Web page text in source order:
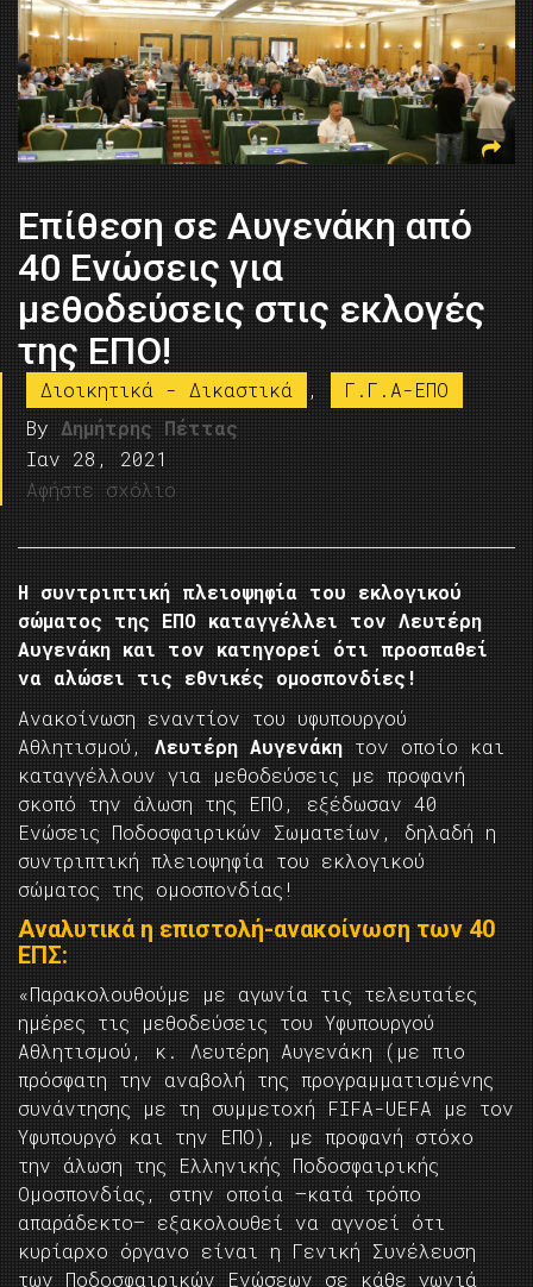
Επίθεση σε Αυγενάκη από
40 Ενώσεις για
μεθοδεύσεις στις εκλογές
της ΕΠΟ!
Διοικητικά - Δικαστικά ,
Γ.Γ.Α-ΕΠΟ
By Δημήτρης Πέττας
Ιαν 28, 2021
Αφήστε σχόλιο
Η συντριπτική πλειοψηφία του εκλογικού
σώματος της ΕΠΟ καταγγέλλει τον Λευτέρη
Αυγενάκη και τον κατηγορεί ότι προσπαθεί
να αλώσει τις εθνικές ομοσπονδίες!
Ανακοίνωση εναντίον του υφυπουργού
Αθλητισμού, Λευτέρη Αυγενάκη τον οποίο και
καταγγέλλουν για μεθοδεύσεις με προφανή
σκοπό την άλωση της ΕΠΟ, εξέδωσαν 40
Ενώσεις Ποδοσφαιρικών Σωματείων, δηλαδή η
συντριπτική πλειοψηφία του εκλογικού
σώματος της ομοσπονδίας!
Αναλυτικά η επιστολή-ανακοίνωση των 40
ΕΠΣ:
«Παρακολουθούμε με αγωνία τις τελευταίες
ημέρες τις μεθοδεύσεις του Υφυπουργού
Αθλητισμού, κ. Λευτέρη Αυγενάκη (με πιο
πρόσφατη την αναβολή της προγραμματισμένης
συνάντησης με τη συμμετοχή FIFA-UEFA με τον
Υφυπουργό και την ΕΠΟ), με προφανή στόχο
την άλωση της Ελληνικής Ποδοσφαιρικής
Ομοσπονδίας, στην οποία –κατά τρόπο
απαράδεκτο– εξακολουθεί να αγνοεί ότι
κυρίαρχο όργανο είναι η Γενική Συνέλευση
των Ποδοσφαιρικών Ενώσεων σε κάθε γωνιά